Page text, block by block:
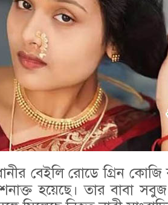
বেইলি রোডে গ্রিন
শনাক্ত হয়েছে। তার